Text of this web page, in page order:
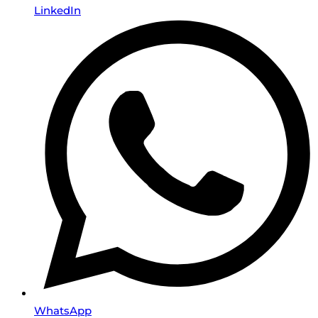
LinkedIn
WhatsApp